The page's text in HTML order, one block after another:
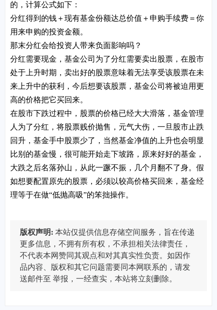
的，计算公式如下：
分红得到的钱＋现有基金份额达总价值＋申购手续费＝你
用来申购的投资金额。
那末分红会给投资人带来负面影响吗？
分红需要现金，基金公司为了分红需要卖出股票，在股市
处于上升时期，卖出好的股票意味着无法享受该股票在未
来上升中的获利，今后想要该股票，基金公司将被迫用更
高的价格把它买回来。
在股市下跌过程中，股票的价格已经大大滑落，基金管理
人为了分红，将股票贱价抛售，元气大伤，一旦股市止跌
回升，基金手中股票少了，当然基金净值的上升也会明显
比别的基金慢，很可能开始走下坡路，原来好好的基金，
大跌之后名落孙山，从此一蹶不振，几个月翻不了身。假
如想要配置原先的股票，必须以较高价格买回来，基金经
理等于在做“低抛高吸”的笨拙操作。
版权声明: 本站仅提供信息存储空间服务，旨在传递
更多信息，不拥有所有权，不承担相关法律责任，
不代表本网赞同其观点和对其真实性负责。如因作
品内容、版权和其它问题需要同本网联系的，请发
送邮件至 举报，一经查实，本站将立刻删除。